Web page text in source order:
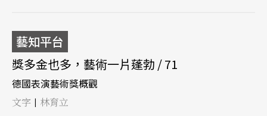
藝知平台
獎多金也多，藝術一片蓬勃 / 71
德國表演藝術獎概觀
文字 | 林育立